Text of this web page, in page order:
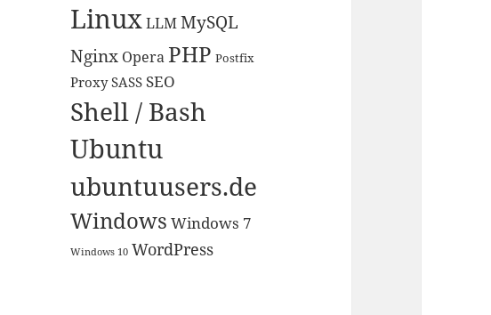
LinuxLLMMySQL
Nginx Opera PHP Postfix
Proxy SASS SEO
Shell / Bash
Ubuntu
ubuntuusers.de
Windows Windows 7
Windows 10 WordPress